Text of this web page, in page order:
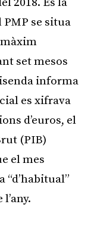
PMP se situa
set mesos
informa
es xifrava
d’euros, el
(PIB)
el mes